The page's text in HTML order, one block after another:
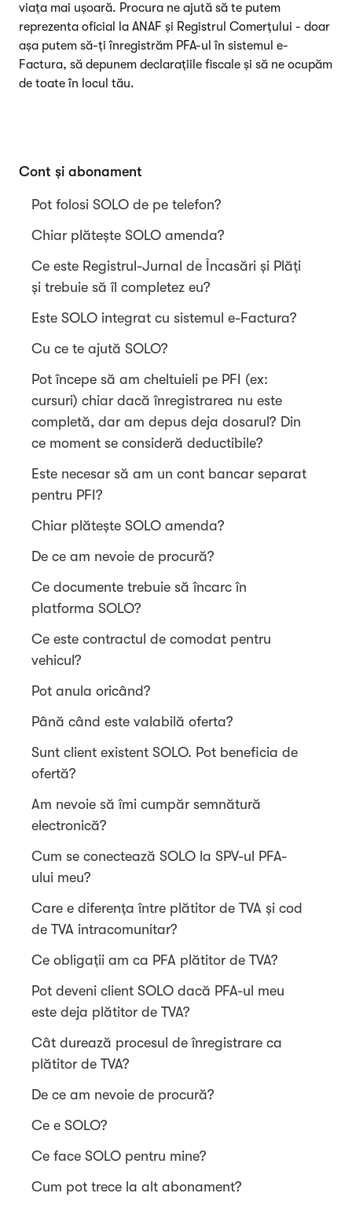
viața mai ușoară. Procura ne ajută să te putem
reprezenta oficial la ANAF și Registrul Comerțului - doar
așa putem să-ți înregistrăm PFA-ul în sistemul e-
Factura, să depunem declarațiile fiscale și să ne ocupăm
de toate în locul tău.
Cont și abonament
Pot folosi SOLO de pe telefon?
Chiar plătește SOLO amenda?
Ce este Registrul-Jurnal de Încasări și Plăți
și trebuie să îl completez eu?
Este SOLO integrat cu sistemul e-Factura?
Cu ce te ajută SOLO?
Pot începe să am cheltuieli pe PFI (ex:
cursuri) chiar dacă înregistrarea nu este
completă, dar am depus deja dosarul? Din
ce moment se consideră deductibile?
Este necesar să am un cont bancar separat
pentru PFI?
Chiar plătește SOLO amenda?
De ce am nevoie de procură?
Ce documente trebuie să încarc în
platforma SOLO?
Ce este contractul de comodat pentru
vehicul?
Pot anula oricând?
Până când este valabilă oferta?
Sunt client existent SOLO. Pot beneficia de
ofertă?
Am nevoie să îmi cumpăr semnătură
electronică?
Cum se conectează SOLO la SPV-ul PFA-
ului meu?
Care e diferența între plătitor de TVA și cod
de TVA intracomunitar?
Ce obligații am ca PFA plătitor de TVA?
Pot deveni client SOLO dacă PFA-ul meu
este deja plătitor de TVA?
Cât durează procesul de înregistrare ca
plătitor de TVA?
De ce am nevoie de procură?
Ce e SOLO?
Ce face SOLO pentru mine?
Cum pot trece la alt abonament?